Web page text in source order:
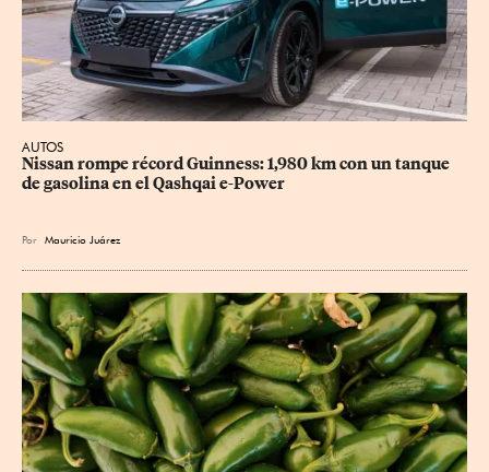
AUTOS
Nissan rompe récord Guinness: 1,980 km con un tanque
de gasolina en el Qashqai e-Power
Por Mauricio Juárez